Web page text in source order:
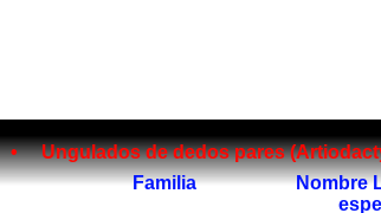
• Ungulados de dedos pares
Familia
Nombre